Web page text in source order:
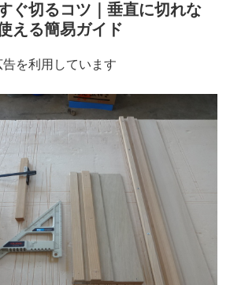
ぐ切るコツ｜垂直に切れな
える簡易ガイド
を利用しています